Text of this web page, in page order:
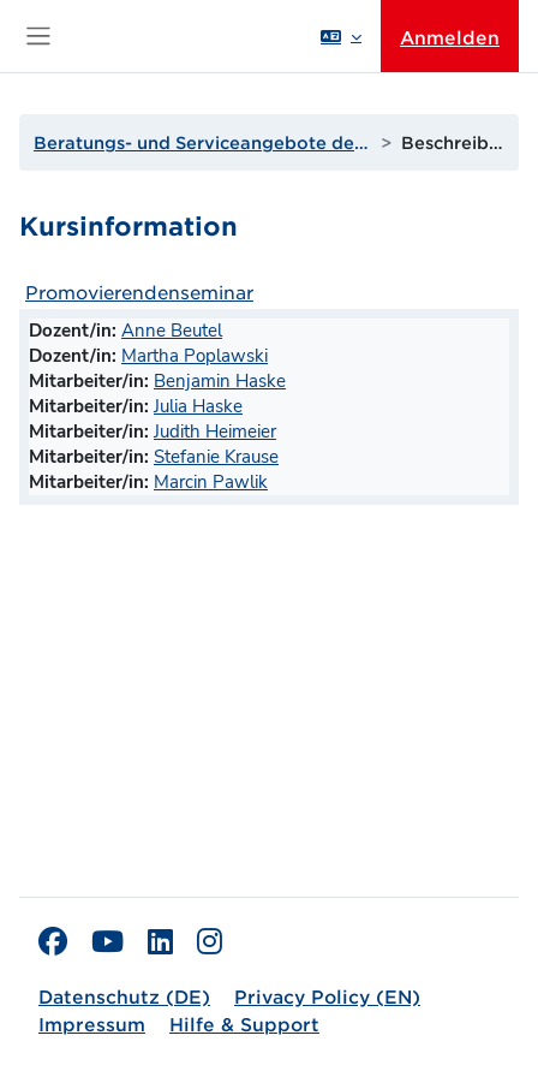
Anmelden
Beratungs- und Serviceangebote der THGA Beschreibung
Kursinformation
Promovierendenseminar
Dozent/in: Anne Beutel
Dozent/in: Martha Poplawski
Mitarbeiter/in: Benjamin Haske
Mitarbeiter/in:Julia Haske
Mitarbeiter/in:Judith Heimeier
Mitarbeiter/in: Stefanie Krause
Mitarbeiter/in: Marcin Pawlik
Datenschutz (DE)
Privacy Policy (EN)
Impressum
Hilfe & Support